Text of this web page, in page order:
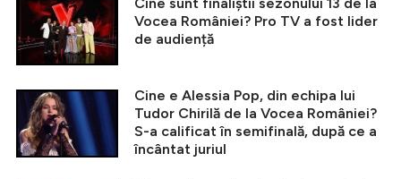
Vocea României? Pro TV a fost lider
de audiență
Cine e Alessia Pop, din echipa lui
Tudor Chirilă de la Vocea României?
S-a calificat în semifinală, după ce a
încântat juriul